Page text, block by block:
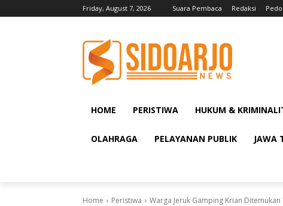
Friday, August 7, 2026 Suara Pembaca Redaksi
HOME PERISTIWA HUKUM &
OLAHRAGA PELAYANAN PUBLIK JAWA
Home Peristiwa Warga Jeruk Gamping Krian